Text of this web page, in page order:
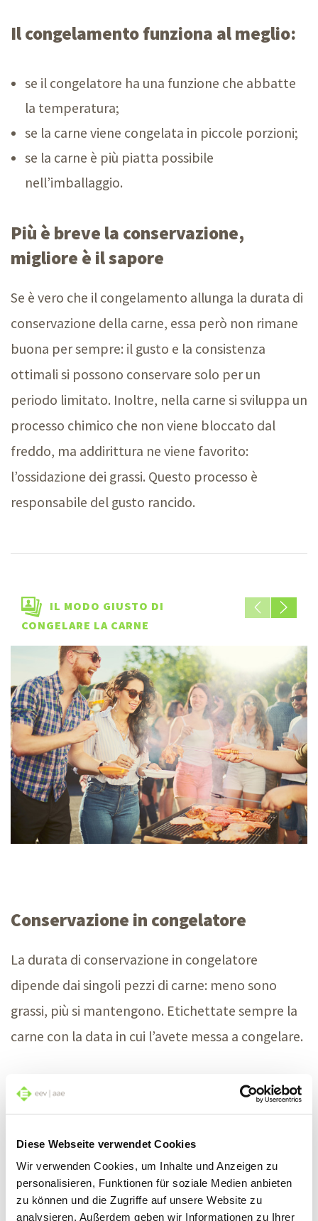
Diese Webseite verwendet Cookies
Wir verwenden Cookies, um Inhalte und Anzeigen zu
personalisieren, Funktionen für soziale Medien anbieten
zu können und die Zugriffe auf unsere Website zu
analysieren. Außerdem geben wir Informationen zu Ihrer
Il congelamento funziona al meglio:
se il congelatore ha una funzione che abbatte
la temperatura;
se la carne viene congelata in piccole porzioni;
se la carne è più piatta possibile
nell’imballaggio.
Più è breve la conservazione,
migliore è il sapore
Se è vero che il congelamento allunga la durata di
conservazione della carne, essa però non rimane
buona per sempre: il gusto e la consistenza
ottimali si possono conservare solo per un
periodo limitato. Inoltre, nella carne si sviluppa un
processo chimico che non viene bloccato dal
freddo, ma addirittura ne viene favorito:
l’ossidazione dei grassi. Questo processo è
responsabile del gusto rancido.
IL MODO GIUSTO DI
CONGELARE LA CARNE
Conservazione in congelatore
La durata di conservazione in congelatore
dipende dai singoli pezzi di carne: meno sono
grassi, più si mantengono. Etichettate sempre la
carne con la data in cui l’avete messa a congelare.
Bruciatura da congelamento
di ghiaccio visibili sulla carne surgelata sono segni
di bruciatura da congelamento. Essa insorge
perché la temperatura all’interno